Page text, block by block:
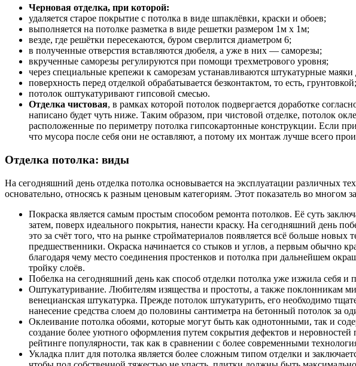
Черновая отделка, при которой:
удаляется старое покрытие с потолка в виде шпаклёвки, краски и обоев;
выполняется на потолке разметка в виде решетки размером 1м х 1м;
везде, где решётки пересекаются, буром сверлится диаметром 6;
в полученные отверстия вставляются дюбеля, а уже в них — саморезы;
вкрученные саморезы регулируются при помощи трехметрового уровня;
через специальные крепежи к саморезам устанавливаются штукатурные маяки
поверхность перед отделкой обрабатывается безконтактом, то есть, грунтовкой;
потолок оштукатуривают гипсовой смесью.
Отделка чистовая, в рамках которой потолок подвергается доработке
написано будет чуть ниже. Таким образом, при чистовой отделке, потолок
расположенные по периметру потолка гипсокартонные конструкции. Если
что мусора после себя они не оставляют, а потому их монтаж лучше всего
Отделка потолка: виды
На сегодняшний день отделка потолка основывается на эксплуатации различных
основательно, относясь к разным ценовым категориям. Этот показатель во многом
Покраска является самым простым способом ремонта потолков. Её суть
затем, поверх идеального покрытия, нанести краску. На сегодняшний день
это за счёт того, что на рынке стройматериалов появляется всё больше
предшественники. Окраска начинается со стыков и углов, а первым обычно
благодаря чему место соединения простенков и потолка при дальнейшем
тройку слоёв.
Побелка на сегодняшний день как способ отделки потолка уже изжила себя
Оштукатуривание. Любителям изящества и простоты, а также поклонникам
венецианская штукатурка. Прежде потолок штукатурить, его необходимо
нанесение средства слоем до половины сантиметра на бетонный потолок за
Оклеивание потолка обоями, которые могут быть как однотонными, так и
создание более уютного оформления путем сокрытия дефектов и
рейтинге популярности, так как в сравнении с более современными
Укладка плит для потолка является более сложным типом отделки и